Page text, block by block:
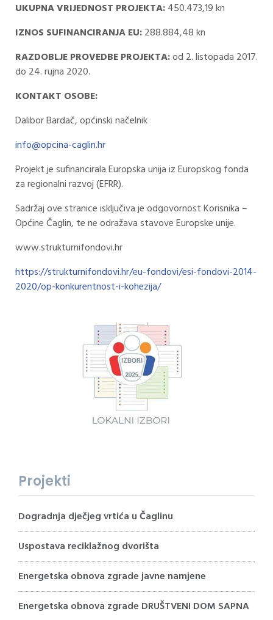
UKUPNA VRIJEDNOST PROJEKTA:450.473,19 kn
IZNOS SUFINANCIRANJA EU:288.884,48 kn
RAZDOBLJE PROVEDBE PROJEKTA:od 2. listopada 2017.
do 24. rujna 2020.
KONTAKT OSOBE:
Dalibor Bardač, općinski načelnik
info@opcina-caglin.hr
Projekt je sufinancirala Europska unija iz Europskog fonda
za regionalni razvoj (EFRR).
Sadržaj ove stranice isključiva je odgovornost Korisnika –
Općine Čaglin, te ne odražava stavove Europske unije.
www.strukturnifondovi.hr
https://strukturnifondovi.hr/eu-fondovi/esi-fondovi-2014-
2020/op-konkurentnost-i-kohezija/
Projekti
Dogradnja dječjeg vrtića u Čaglinu
Uspostava reciklažnog dvorišta
Energetska obnova zgrade javne namjene
Energetska obnova zgrade DRUŠTVENI DOM SAPNA